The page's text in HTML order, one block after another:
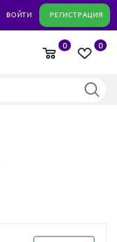
ВОЙТИ РЕГИСТРАЦИЯ
0
0